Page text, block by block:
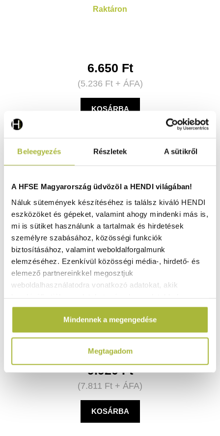
Beleegyezés Részletek A sütikről
A HFSE Magyarország üdvözöl a HENDI világában!
Náluk sütemények készítéséhez is találsz kiváló HENDI
eszközöket és gépeket, valamint ahogy mindenki más is,
mi is sütiket használunk a tartalmak és hirdetések
személyre szabásához, közösségi funkciók
biztosításához, valamint weboldalforgalmunk
elemzéséhez. Ezenkívül közösségi média-, hirdető- és
elemező partnereinkkel megosztjuk
weboldalhasználatodra vonatkozó adatokat, akik
amelyeket Te adtál meg számukra vagy az általad
használt más szolgáltatásokból gyűjtöttek.
Mindennek a megengedése
Megtagadom
Raktáron
6.650 Ft
(5.236 Ft+ ÁFA)
KOSÁRBA
200x(H)160mm - HENDI 837764
Raktáron
9.920Ft
(7.811 Ft + ÁFA)
KOSÁRBA